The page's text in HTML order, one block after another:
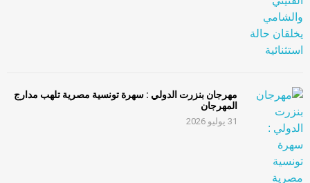
مهرجان بنزرت الدولي : سهرة تونسية مصرية تلهب مدارج
المهرجان
31 يوليو 2026